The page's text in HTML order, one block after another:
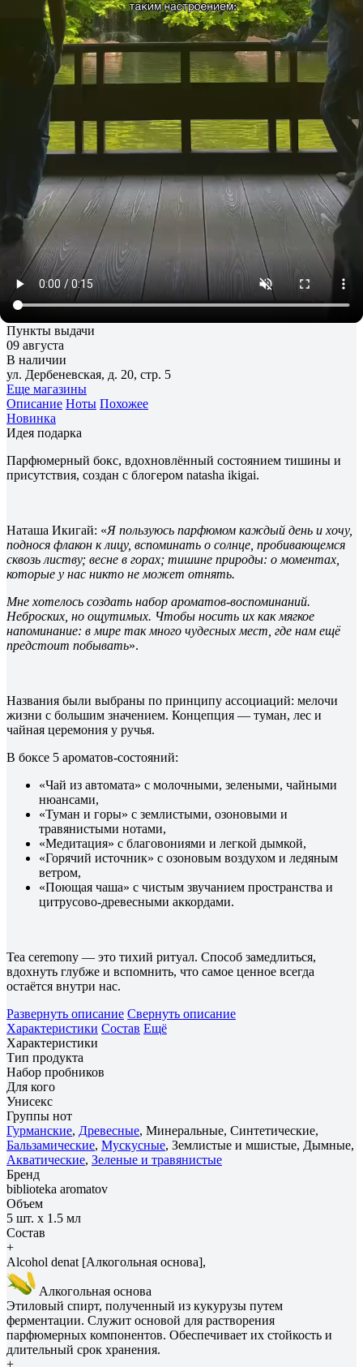
ceremony» (By Blogger natasha
ikigai)
+ 38 бонусов
Войти и купить дешевле
1 250 ₽
Войти и купить дешевле
МоскваИзменить
Бесплатно из шоурума
08 августа
Курьер
Пункты выдачи
09 августа
В наличии
ул. Дербеневская, д. 20, стр. 5
Еще магазины
Описание Ноты Похожее
Новинка
Идея подарка
Парфюмерный бокс, вдохновлённый состоянием тишины и
присутствия, создан с блогером natasha ikigai.
Наташа Икигай: «Я пользуюсь парфюмом каждый день и хочу,
поднося флакон к лицу, вспоминать о солнце, пробивающемся
сквозь листву; весне в горах; тишине природы: о моментах,
которые у нас никто не может отнять.
Мне хотелось создать набор ароматов-воспоминаний.
Неброских, но ощутимых. Чтобы носить их как мягкое
напоминание: в мире так много чудесных мест, где нам ещё
предстоит побывать».
Названия были выбраны по принципу ассоциаций: мелочи
жизни с большим значением. Концепция — туман, лес и
чайная церемония у ручья.
В боксе 5 ароматов-состояний:
«Чай из автомата» с молочными, зелеными, чайными
нюансами,
«Туман и горы» с землистыми, озоновыми и
травянистыми нотами,
«Медитация» с благовониями и легкой дымкой,
«Горячий источник» с озоновым воздухом и ледяным
ветром,
«Поющая чаша» с чистым звучанием пространства и
цитрусово-древесными аккордами.
Tea ceremony — это тихий ритуал. Способ замедлиться,
вдохнуть глубже и вспомнить, что самое ценное всегда
остаётся внутри нас.
Развернуть описание Свернуть описание
Характеристики Состав Ещё
Характеристики
Тип продукта
Набор пробников
Для кого
Унисекс
Группы нот
Гурманские, Древесные, Минеральные, Синтетические,
Бальзамические, Мускусные, Землистые и мшистые, Дымные,
Акватические, Зеленые и травянистые
Бренд
biblioteka aromatov
Объем
5 шт. х 1.5 мл
Состав
+
Alcohol denat [Алкогольная основа],
Алкогольная основа
Этиловый спирт, полученный из кукурузы путем
ферментации. Служит основой для растворения
парфюмерных компонентов. Обеспечивает их стойкость и
длительный срок хранения.
+